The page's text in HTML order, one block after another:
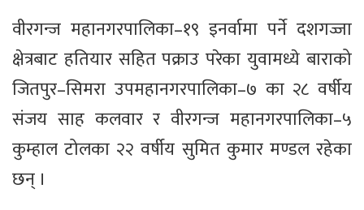
वीरगन्ज महानगरपालिका–१९ इनर्वामा पर्ने दशगज्जा
क्षेत्रबाट हतियार सहित पक्राउ परेका युवामध्ये बाराको
जितपुर–सिमरा उपमहानगरपालिका–७ का २८ वर्षीय
संजय साह कलवार र वीरगन्ज महानगरपालिका–५
कुम्हाल टोलका २२ वर्षीय सुमित कुमार मण्डल रहेका
छन् ।